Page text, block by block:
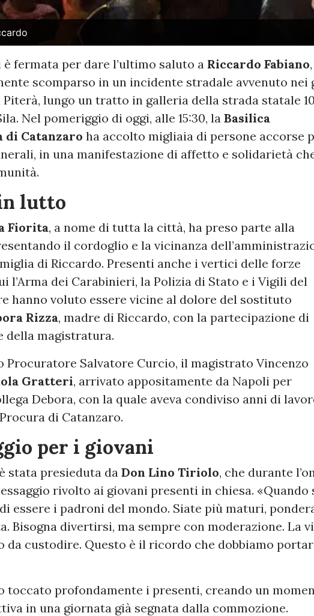
fermata per dare l’ultimo saluto a Riccardo Fabiano
scomparso in un incidente stradale avvenuto nei
lungo un tratto in galleria della strada statale
Nel pomeriggio di oggi, alle 15:30, la Basilica
di Catanzaro ha accolto migliaia di persone accorse
in una manifestazione di affetto e solidarietà
lutto
Fiorita, a nome di tutta la città, ha preso parte alla
il cordoglio e la vicinanza
di Riccardo. Presenti anche i vertici delle forze
l’Arma dei Carabinieri, la Polizia di Stato e i Vigili del
hanno voluto essere vicine al dolore del sostituto
Rizza, madre di Riccardo, con la partecipazione di
della magistratura.
Procuratore Salvatore Curcio, il magistrato Vincenzo
Gratteri, arrivato appositamente da Napoli per
Debora, con la quale aveva condiviso anni di
di Catanzaro.
per i giovani
stata presieduta da Don Lino Tiriolo, che durante
rivolto ai giovani presenti in chiesa. «Quando
essere i padroni del mondo. Siate più maturi,
Bisogna divertirsi, ma sempre con moderazione. La
da custodire. Questo è il ricordo che dobbiamo
toccato profondamente i presenti, creando un
in una giornata già segnata dalla commozione.